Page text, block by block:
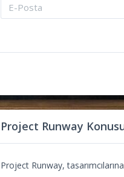
Project Runway
Project Runway,